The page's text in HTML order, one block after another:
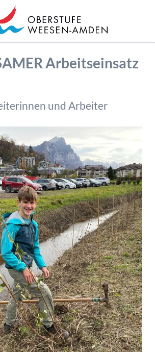
Arbeitseinsatz
und Arbeiter